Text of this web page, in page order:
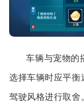
车辆与宠物的
选择车辆时应平衡
驾驶风格进行取舍